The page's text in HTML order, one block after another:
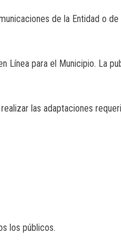
de la Entidad o
Línea para el Municipio. La
las adaptaciones
los públicos.